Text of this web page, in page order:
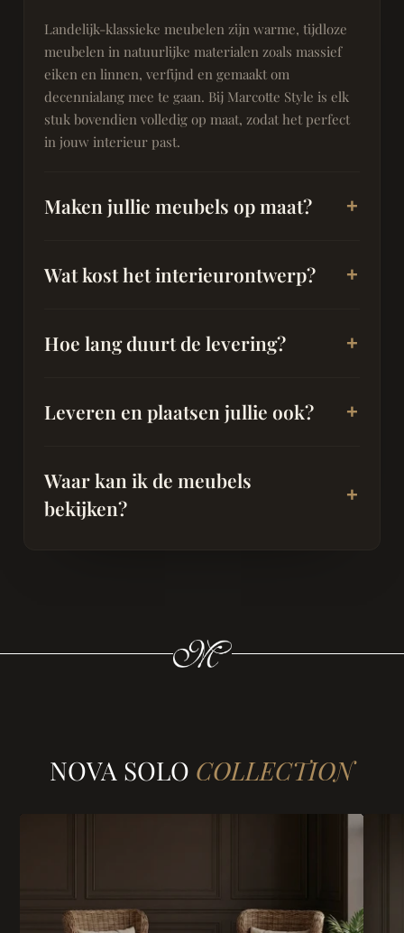
Landelijk-klassieke meubelen zijn warme, tijdloze
meubelen in natuurlijke materialen zoals massief
eiken en linnen, verfijnd en gemaakt om
decennialang mee te gaan. Bij Marcotte Style is elk
stuk bovendien volledig op maat, zodat het perfect
in jouw interieur past.
Maken jullie meubels op maat?
Wat kost het interieurontwerp?
Hoe lang duurt de levering?
Leveren en plaatsen jullie ook?
Waar kan ik de meubels
bekijken?
NOVA SOLO COLLECTION